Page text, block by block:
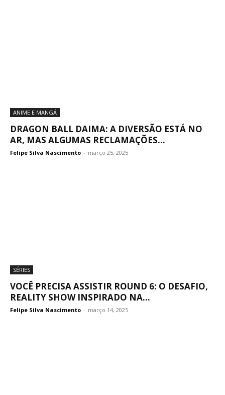
ANIME E MANGÁ
DRAGON BALL DAIMA: A DIVERSÃO ESTÁ NO
AR, MAS ALGUMAS RECLAMAÇÕES...
Felipe Silva Nascimento - março 25, 2025
SÉRIES
VOCÊ PRECISA ASSISTIR ROUND 6: O DESAFIO,
REALITY SHOW INSPIRADO NA...
Felipe Silva Nascimento - março 14, 2025